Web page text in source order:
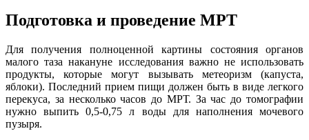
Подготовка и проведение МРТ
Для получения полноценной картины состояния органов
малого таза накануне исследования важно не использовать
продукты, которые могут вызывать метеоризм (капуста,
яблоки). Последний прием пищи должен быть в виде легкого
перекуса, за несколько часов до МРТ. За час до томографии
нужно выпить 0,5-0,75 л воды для наполнения мочевого
пузыря.